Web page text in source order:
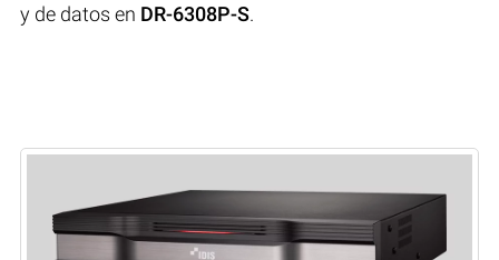
y de datos en DR-6308P-S.